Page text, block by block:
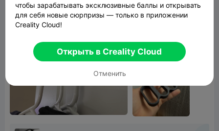
чтобы зарабатывать эксклюзивные баллы и открывать
для себя новые сюрпризы — только в приложении
Creality Cloud!
Открыть в Creality Cloud
Отменить